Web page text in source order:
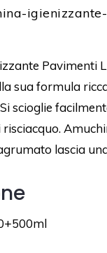
Pavimenti
sua formula
scioglie
risciacquo.
lascia